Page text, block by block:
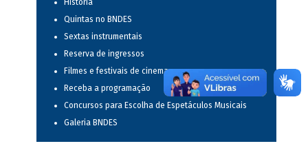
História
Quintas no BNDES
Sextas instrumentais
Reserva de ingressos
Filmes e festivais de cinema
Receba a programação
Concursos para Escolha de Espetáculos Musicais
Galeria BNDES